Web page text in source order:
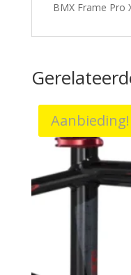
BMX Frame Pro
Aanbieding!